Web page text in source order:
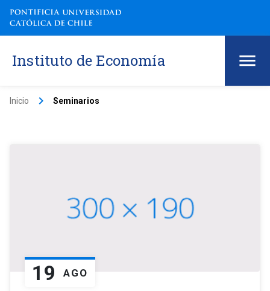
Instituto de Economía
Inicio keyboard_arrow_right Seminarios
19 AGO